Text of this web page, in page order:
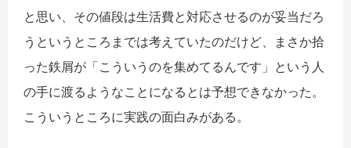
と思い、その値段は生活費と対応させるのが妥当だろ
うというところまでは考えていたのだけど、まさか拾
った鉄屑が「こういうのを集めてるんです」という人
の手に渡るようなことになるとは予想できなかった。
こういうところに実践の面白みがある。